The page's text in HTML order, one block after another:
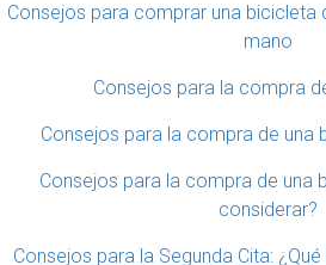
Consejos para comprar una bicicleta
mano
Consejos para la compra
Consejos para la compra de una
Consejos para la compra de una
considerar?
Consejos para la Segunda Cita: